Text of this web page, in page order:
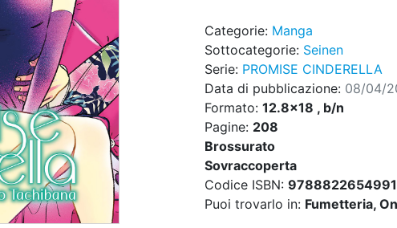
Categorie: Manga
Sottocategorie: Seinen
Serie: PROMISE CINDERELLA
Data di pubblicazione: 08/04/
Formato: 12.8x18 , b/n
Pagine: 208
Brossurato
Sovraccoperta
Codice ISBN: 9788822654991
Puoi trovarlo in: Fumetteria,